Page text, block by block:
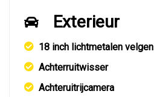
Exterieur
18 inch lichtmetalen velgen
Achterruitwisser
Achteruitrijcamera